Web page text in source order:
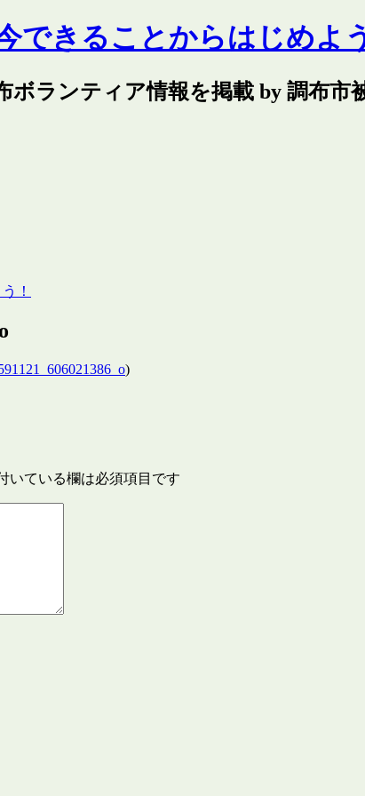
できることからはじめよ
ボランティア情報を掲載 by 調布
)
いている欄は必須項目です